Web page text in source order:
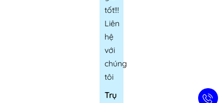
tốt!!!
Liên
hệ
với
chúng
tôi
Trụ